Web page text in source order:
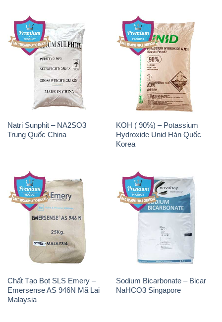
Natri Sunphit – NA2SO3
Trung Quốc China
KOH ( 90%) – Potassium
Hydroxide Unid Hàn Quốc
Korea
Chất Tạo Bọt SLS Emery –
Emersense AS 946N Mã Lai
Malaysia
Sodium Bicarbonate – Bicar
NaHCO3 Singapore